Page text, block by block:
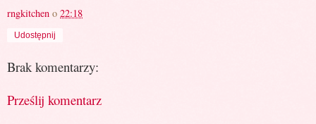
rngkitchen o 22:18
Udostępnij
Brak komentarzy:
Prześlij komentarz